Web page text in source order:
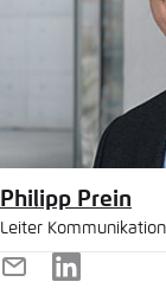
Philipp Prein
Leiter Kommunikation
E-
LinkedIn